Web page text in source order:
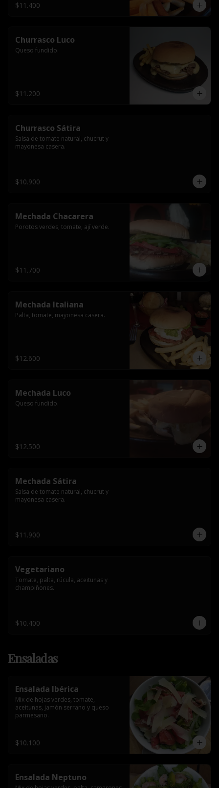
$11.400
Churrasco Luco
Queso fundido.
$11.200
Churrasco Sátira
Salsa de tomate natural, chucrut y
mayonesa casera.
$10.900
Mechada Chacarera
Porotos verdes, tomate, ají verde.
$11.700
Mechada Italiana
Palta, tomate, mayonesa casera.
$12.600
Mechada Luco
Queso fundido.
$12.500
Mechada Sátira
Salsa de tomate natural, chucrut y
mayonesa casera.
$11.900
Vegetariano
Tomate, palta, rúcula, aceitunas y
champiñones.
$10.400
Ensaladas
Ensalada Ibérica
Mix de hojas verdes, tomate,
aceitunas, jamón serrano y queso
parmesano.
$10.100
Ensalada Neptuno